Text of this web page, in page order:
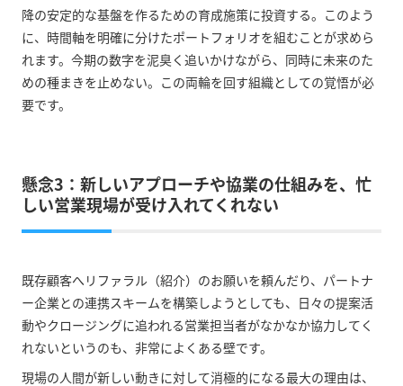
降の安定的な基盤を作るための育成施策に投資する。このよう
に、時間軸を明確に分けたポートフォリオを組むことが求めら
れます。今期の数字を泥臭く追いかけながら、同時に未来のた
めの種まきを止めない。この両輪を回す組織としての覚悟が必
要です。
懸念3：新しいアプローチや協業の仕組みを、忙
しい営業現場が受け入れてくれない
既存顧客へリファラル（紹介）のお願いを頼んだり、パートナ
ー企業との連携スキームを構築しようとしても、日々の提案活
動やクロージングに追われる営業担当者がなかなか協力してく
れないというのも、非常によくある壁です。
現場の人間が新しい動きに対して消極的になる最大の理由は、